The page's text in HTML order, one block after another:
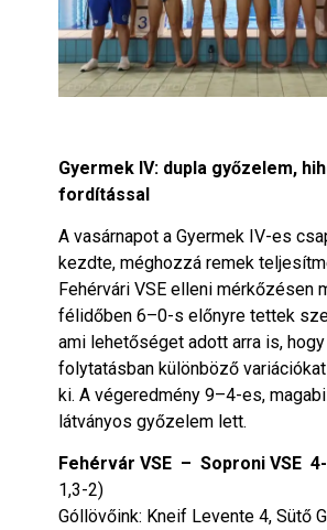
Gyermek IV: dupla győzelem,
fordítással
A vasárnapot a Gyermek IV-es
kezdte, méghozzá remek
Fehérvári VSE elleni mérkőzésen
félidőben 6–0-s előnyre tettek
ami lehetőséget adott arra is, hogy
folytatásban különböző
ki. A végeredmény 9–4-es,
látványos győzelem lett.
Fehérvár VSE – Soproni VSE
1,3-2)
Góllövőink: Kneif Levente 4, Sütő